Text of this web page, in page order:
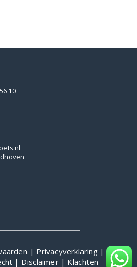
10
| Privacyverklaring |
| Disclaimer | Klachten